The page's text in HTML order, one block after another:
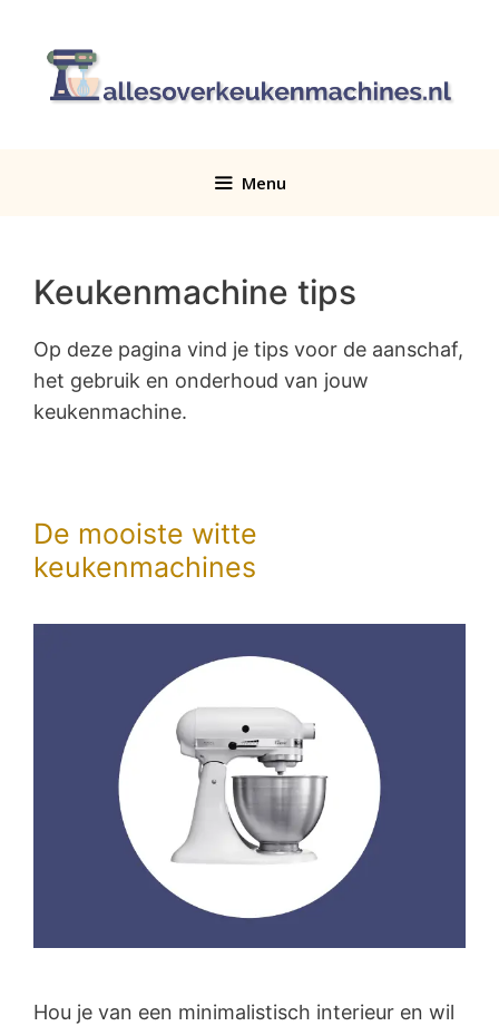
inhoud
Menu
Keukenmachine tips
Op deze pagina vind je tips voor de aanschaf,
het gebruik en onderhoud van jouw
keukenmachine.
De mooiste witte
keukenmachines
Hou je van een minimalistisch interieur en wil